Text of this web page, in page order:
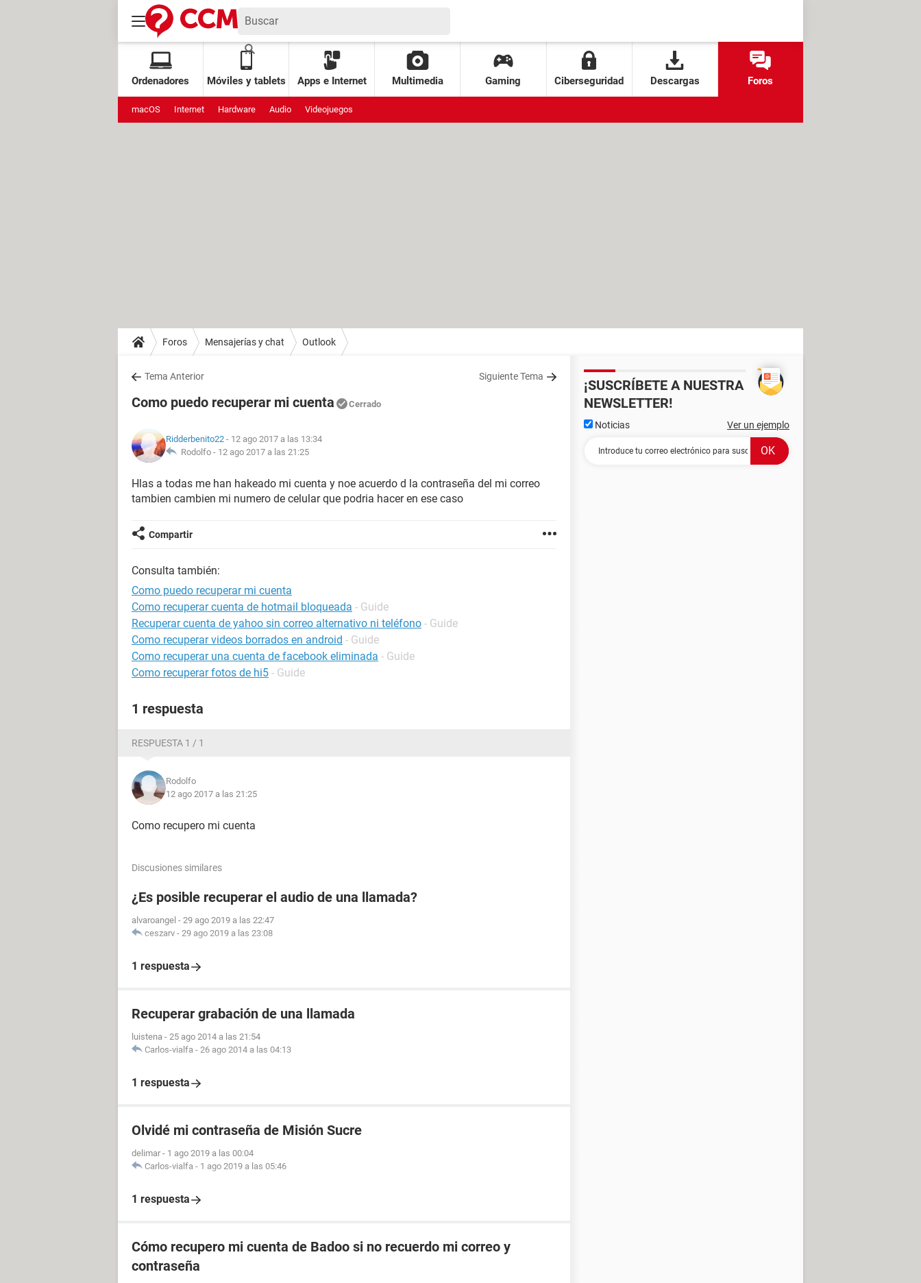
Ordenadores Móviles y tablets Apps e Internet Multimedia Gaming Ciberseguridad Descargas Foros
macOS Internet Hardware Audio Videojuegos
Foros Mensajerías y chat Outlook
Tema Anterior Siguiente Tema
Como puedo recuperar mi cuenta Cerrado
Ridderbenito22 - 12 ago 2017 a las 13:34
Rodolfo - 12 ago 2017 a las 21:25
Hlas a todas me han hakeado mi cuenta y noe acuerdo d la contraseña del mi correo
tambien cambien mi numero de celular que podria hacer en ese caso
Compartir
Consulta también:
Como puedo recuperar mi cuenta
Como recuperar cuenta de hotmail bloqueada - Guide
Recuperar cuenta de yahoo sin correo alternativo ni teléfono - Guide
Como recuperar videos borrados en android - Guide
Como recuperar una cuenta de facebook eliminada - Guide
Como recuperar fotos de hi5 - Guide
1 respuesta
RESPUESTA 1 / 1
Rodolfo
12 ago 2017 a las 21:25
Como recupero mi cuenta
Discusiones similares
¿Es posible recuperar el audio de una llamada?
alvaroangel - 29 ago 2019 a las 22:47
ceszarv - 29 ago 2019 a las 23:08
1 respuesta
Recuperar grabación de una llamada
luistena - 25 ago 2014 a las 21:54
Carlos-vialfa - 26 ago 2014 a las 04:13
1 respuesta
Olvidé mi contraseña de Misión Sucre
delimar - 1 ago 2019 a las 00:04
Carlos-vialfa - 1 ago 2019 a las 05:46
1 respuesta
Cómo recupero mi cuenta de Badoo si no recuerdo mi correo y
contraseña
¡SUSCRÍBETE A NUESTRA
NEWSLETTER!
Noticias Ver un ejemplo